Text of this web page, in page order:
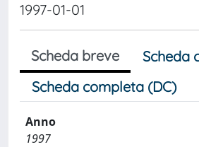
1997-01-01
Scheda breve
Scheda
Scheda completa (DC)
Anno
1997